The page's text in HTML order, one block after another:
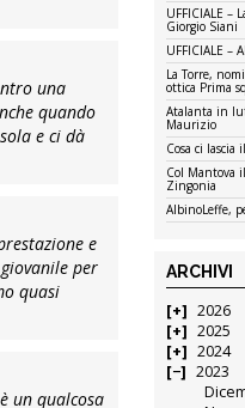
una
quando
e ci dà
e
per
quasi
un qualcosa
UFFICIALE –
Giorgio Siani
UFFICIALE –
La Torre,
ottica Prima
Atalanta in
Maurizio
Cosa ci
Col Mantova
Zingonia
AlbinoLeffe,
ARCHIVI
2026
2025
2024
2023